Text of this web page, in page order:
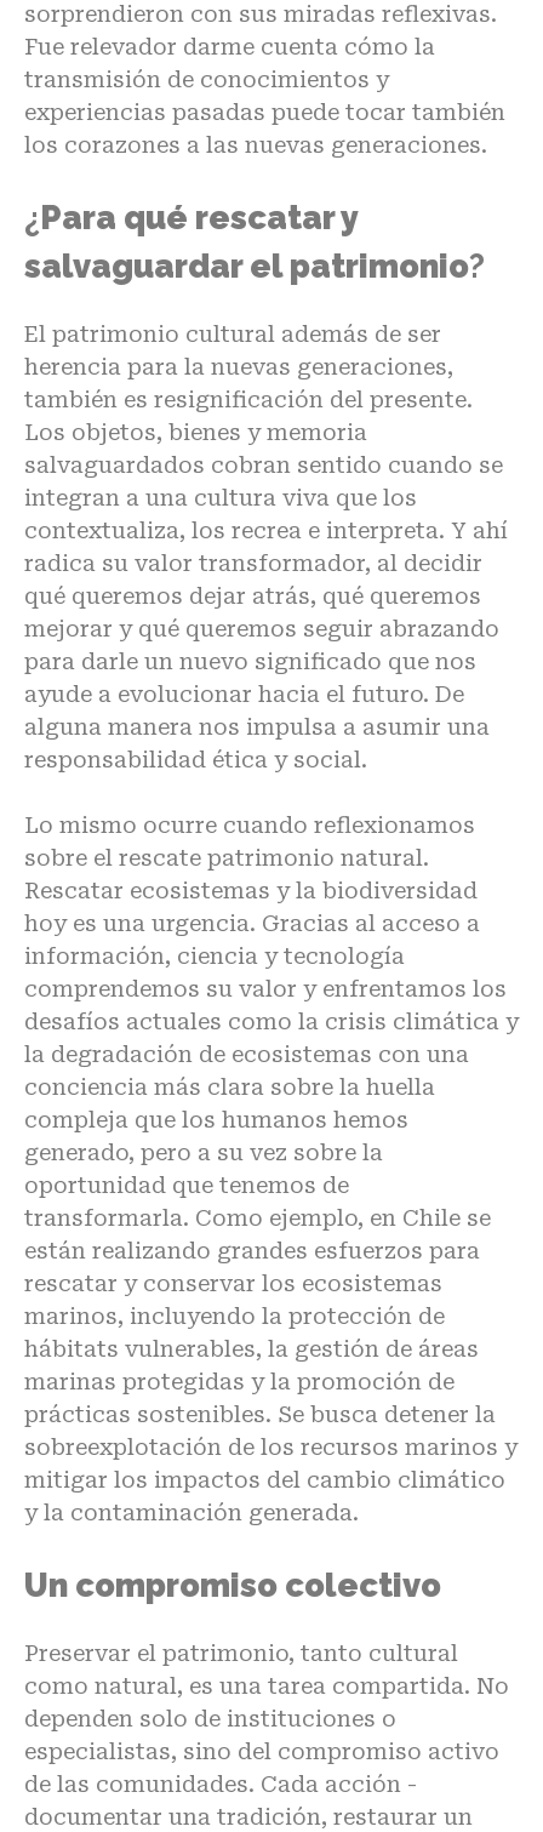
sorprendieron con sus miradas reflexivas.
Fue relevador darme cuenta cómo la
transmisión de conocimientos y
experiencias pasadas puede tocar también
los corazones a las nuevas generaciones.
¿Para qué rescatar y
salvaguardar el patrimonio?
El patrimonio cultural además de ser
herencia para la nuevas generaciones,
también es resignificación del presente.
Los objetos, bienes y memoria
salvaguardados cobran sentido cuando se
integran a una cultura viva que los
contextualiza, los recrea e interpreta. Y ahí
radica su valor transformador, al decidir
qué queremos dejar atrás, qué queremos
mejorar y qué queremos seguir abrazando
para darle un nuevo significado que nos
ayude a evolucionar hacia el futuro. De
alguna manera nos impulsa a asumir una
responsabilidad ética y social.
Lo mismo ocurre cuando reflexionamos
sobre el rescate patrimonio natural.
Rescatar ecosistemas y la biodiversidad
hoy es una urgencia. Gracias al acceso a
información, ciencia y tecnología
comprendemos su valor y enfrentamos los
desafíos actuales como la crisis climática y
la degradación de ecosistemas con una
conciencia más clara sobre la huella
compleja que los humanos hemos
generado, pero a su vez sobre la
oportunidad que tenemos de
transformarla. Como ejemplo, en Chile se
están realizando grandes esfuerzos para
rescatar y conservar los ecosistemas
marinos, incluyendo la protección de
hábitats vulnerables, la gestión de áreas
marinas protegidas y la promoción de
prácticas sostenibles. Se busca detener la
sobreexplotación de los recursos marinos y
mitigar los impactos del cambio climático
y la contaminación generada.
Un compromiso colectivo
Preservar el patrimonio, tanto cultural
como natural, es una tarea compartida. No
dependen solo de instituciones o
especialistas, sino del compromiso activo
de las comunidades. Cada acción -
documentar una tradición, restaurar un